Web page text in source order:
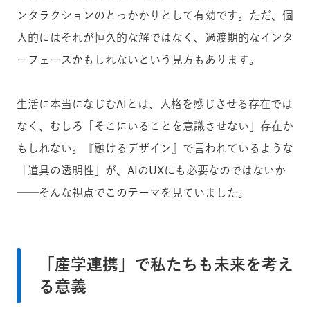
ンタラクションのとっかかりとして有効です。ただ、個
人的にはそれが恒久的な解ではなく、過渡期的なインタ
ーフェースかもしれないという見方もあります。
生活に本当になじむAIとは、人格を感じさせる存在では
なく、むしろ「そこにいることを意識させない」存在か
もしれない。『融けるデザイン』で言われているような
「道具の透明性」が、AIのUXにも必要なのではないか
──そんな視点でこのテーマを見ていました。
「産学連携」で私たちも未来を考え
る意義